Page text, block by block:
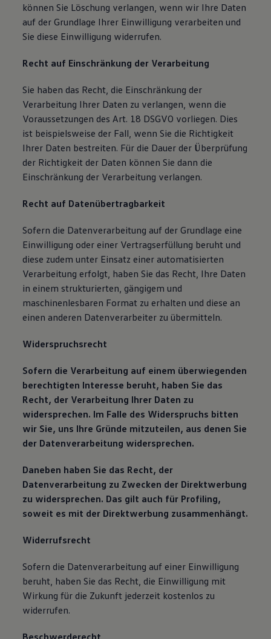
können Sie Löschung verlangen, wenn wir Ihre Daten
auf der Grundlage Ihrer Einwilligung verarbeiten und
Sie diese Einwilligung widerrufen.
Recht auf Einschränkung der Verarbeitung
Sie haben das Recht, die Einschränkung der
Verarbeitung Ihrer Daten zu verlangen, wenn die
Voraussetzungen des Art. 18 DSGVO vorliegen. Dies
ist beispielsweise der Fall, wenn Sie die Richtigkeit
Ihrer Daten bestreiten. Für die Dauer der Überprüfung
der Richtigkeit der Daten können Sie dann die
Einschränkung der Verarbeitung verlangen.
Recht auf Datenübertragbarkeit
Sofern die Datenverarbeitung auf der Grundlage eine
Einwilligung oder einer Vertragserfüllung beruht und
diese zudem unter Einsatz einer automatisierten
Verarbeitung erfolgt, haben Sie das Recht, Ihre Daten
in einem strukturierten, gängigem und
maschinenlesbaren Format zu erhalten und diese an
einen anderen Datenverarbeiter zu übermitteln.
Widerspruchsrecht
Sofern die Verarbeitung auf einem überwiegenden
berechtigten Interesse beruht, haben Sie das
Recht, der Verarbeitung Ihrer Daten zu
widersprechen. Im Falle des Widerspruchs bitten
wir Sie, uns Ihre Gründe mitzuteilen, aus denen Sie
der Datenverarbeitung widersprechen.
Daneben haben Sie das Recht, der
Datenverarbeitung zu Zwecken der Direktwerbung
zu widersprechen. Das gilt auch für Profiling,
soweit es mit der Direktwerbung zusammenhängt.
Widerrufsrecht
Sofern die Datenverarbeitung auf einer Einwilligung
beruht, haben Sie das Recht, die Einwilligung mit
Wirkung für die Zukunft jederzeit kostenlos zu
widerrufen.
Beschwerderecht